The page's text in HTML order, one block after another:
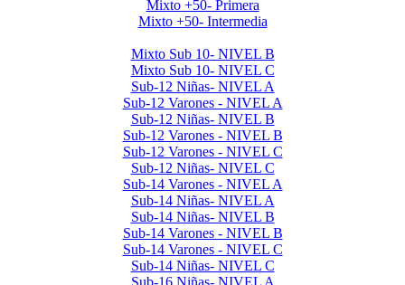
Mixto +50- Primera
Mixto +50- Intermedia
Mixto Sub 10- NIVEL B
Mixto Sub 10- NIVEL C
Sub-12 Niñas- NIVEL A
Sub-12 Varones - NIVEL A
Sub-12 Niñas- NIVEL B
Sub-12 Varones - NIVEL B
Sub-12 Varones - NIVEL C
Sub-12 Niñas- NIVEL C
Sub-14 Varones - NIVEL A
Sub-14 Niñas- NIVEL A
Sub-14 Niñas- NIVEL B
Sub-14 Varones - NIVEL B
Sub-14 Varones - NIVEL C
Sub-14 Niñas- NIVEL C
Sub-16 Niñas- NIVEL A